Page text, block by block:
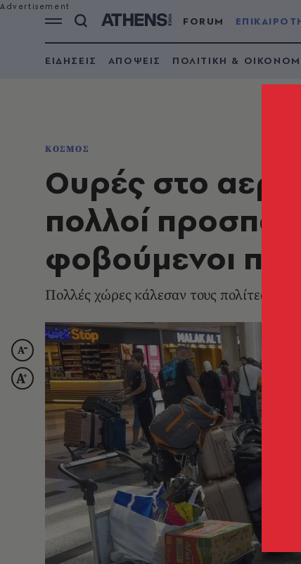
FORUM
ΕΙΔΗΣΕΙΣ ΑΠΟΨΕΙΣ ΠΟΛΙΤΙΚΗ &
ΚΟΣΜΟΣ
Ουρές στο
πολλοί
φοβούμενοι
Πολλές χώρες κάλεσαν τους πολίτες τους